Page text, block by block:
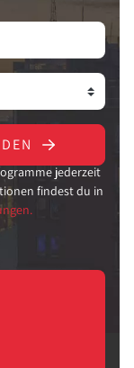
jederzeit
findest du in